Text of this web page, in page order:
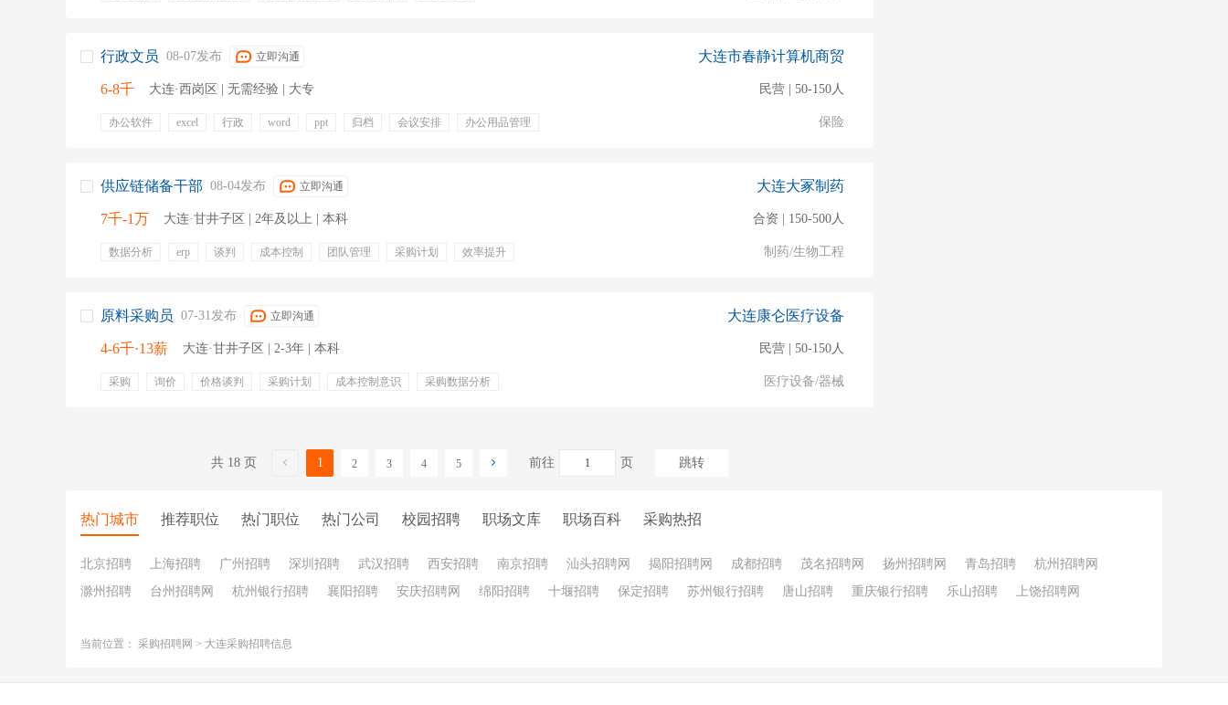
行政文员 08-07发布 立即沟通
6-8千 大连·西岗区 | 无需经验 | 大专
办公软件 excel 行政 word ppt 归档 会议安排
办公用品管理
项目奖金
带薪病假
大连市春静计算机商贸
民营 | 50-150人
保险
供应链储备干部 08-04发布 立即沟通
7千-1万 大连·甘井子区 | 2年及以上 | 本科
数据分析 erp 谈判 成本控制 团队管理 采购计划
效率提升
法定假日
带薪年休 年度奖金
大连大冢制药
合资 | 150-500人
制药/生物工程
原料采购员 07-31发布 立即沟通
4-6千·13薪 大连·甘井子区 | 2-3年 | 本科
采购 询价 价格谈判 采购计划 成本控制意识
采购数据分析
大连康仑医疗设备
民营 | 50-150人
医疗设备/器械
共 18 页 1 2 3 4 5 前往 页 跳转
热门城市 推荐职位 热门职位 热门公司 校园招聘 职场文库 职场百科 采购热招
北京招聘 上海招聘 广州招聘 深圳招聘 武汉招聘 西安招聘 南京招聘 汕头招聘网 揭阳招聘网 成都招聘 茂名招聘网 扬州招聘网 青岛招聘
杭州招聘网
滁州招聘
台州招聘网 杭州银行招聘 襄阳招聘 安庆招聘网 绵阳招聘 十堰招聘 保定招聘 苏州银行招聘 唐山招聘 重庆银行招聘 乐山招聘 上饶招聘网
当前位置： 采购招聘网 > 大连采购招聘信息